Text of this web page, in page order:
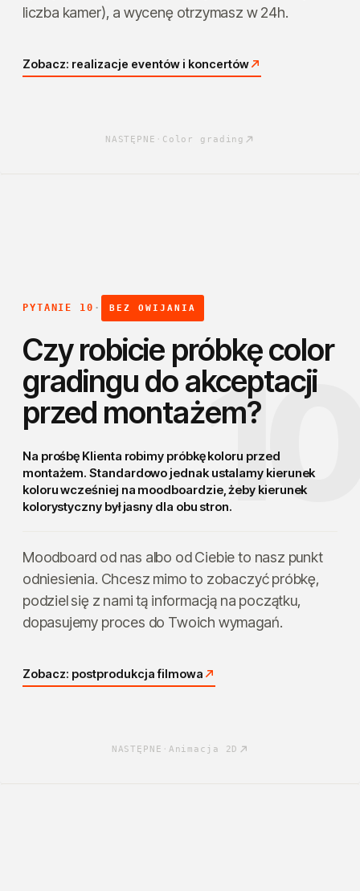
liczba kamer), a wycenę otrzymasz w 24h.
Zobacz: realizacje eventów i koncertów
NASTĘPNE · Color grading
PYTANIE 10 · BEZ OWIJANIA
Czy robicie próbkę color
gradingu do akceptacji
przed montażem?
Na prośbę Klienta robimy próbkę koloru przed
montażem. Standardowo jednak ustalamy kierunek
koloru wcześniej na moodboardzie, żeby kierunek
kolorystyczny był jasny dla obu stron.
Moodboard od nas albo od Ciebie to nasz punkt
odniesienia. Chcesz mimo to zobaczyć próbkę,
podziel się z nami tą informacją na początku,
dopasujemy proces do Twoich wymagań.
Zobacz: postprodukcja filmowa
NASTĘPNE · Animacja 2D